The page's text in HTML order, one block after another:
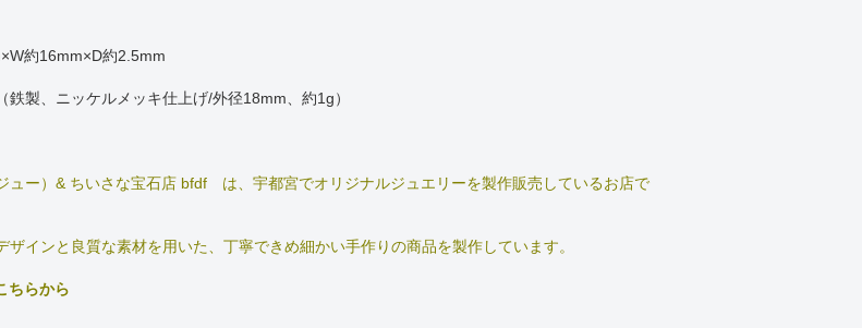
約16mm×D約2.5mm
鉄製、ニッケルメッキ仕上げ/外径18mm、約1g）
ュー）& ちいさな宝石店 bfdf は、宇都宮でオリジナルジュエリーを製作販売しているお店で
ザインと良質な素材を用いた、丁寧できめ細かい手作りの商品を製作しています。
らから